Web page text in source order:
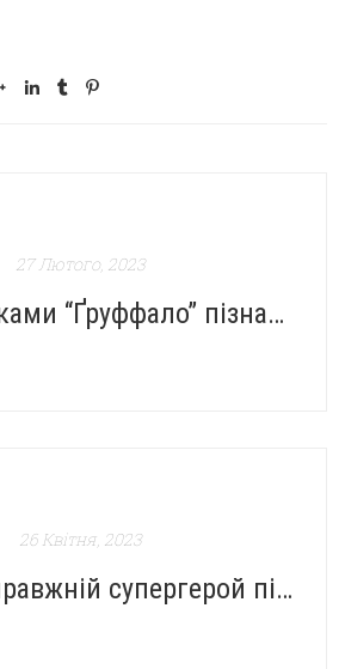
27 Лютого, 2023
Зі стікербуками “Ґруффало” пізнання природи стає захопливим
26 Квітня, 2023
Конрат - справжній супергерой підземелля